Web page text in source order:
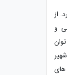
از
و